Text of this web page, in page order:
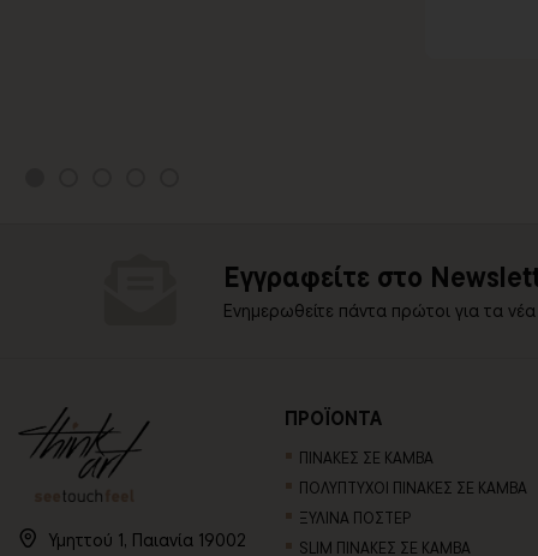
Εγγραφείτε στο
Ενημερωθείτε πάντα πρώτοι για τα
Υμηττού 1, Παιανία 19002
ΠΡΟΪΟΝΤΑ
ΠΙΝΑΚΕΣ ΣΕ ΚΑΜΒΑ
ΠΟΛΥΠΤΥΧΟΙ ΠΙΝΑΚΕΣ ΣΕ ΚΑΜΒΑ
ΞΥΛΙΝΑ ΠΟΣΤΕΡ
SLIM ΠΙΝΑΚΕΣ ΣΕ ΚΑΜΒΑ